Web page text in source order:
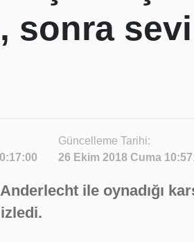
sonra
Güncelleme Tarihi:
26 Ekim 2018 Cuma
ile oynadığı